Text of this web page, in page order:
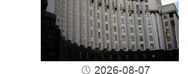
2026-08-07